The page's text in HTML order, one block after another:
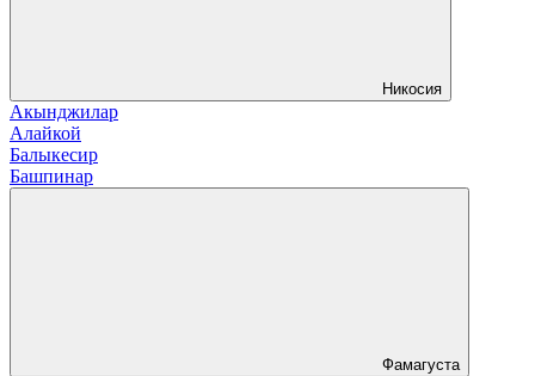
Никосия
Акынджилар
Алайкой
Балыкесир
Башпинар
Фамагуста